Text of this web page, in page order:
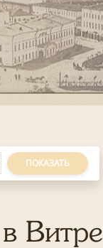
ПОКАЗАТЬ
Витре